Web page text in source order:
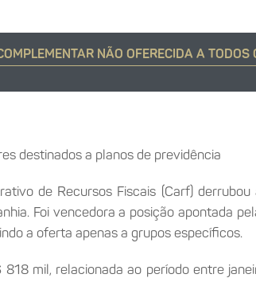
NÃO OFERECIDA A TODOS
destinados a planos de previdência
de Recursos Fiscais (Carf)
Foi vencedora a posição apontada
a oferta apenas a grupos específicos.
mil, relacionada ao período entre